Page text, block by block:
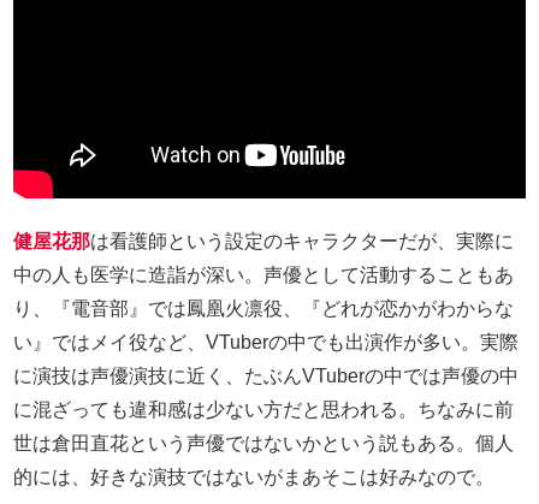
健屋花那は看護師という設定のキャラクターだが、実際に
中の人も医学に造詣が深い。声優として活動することもあ
り、『電音部』では鳳凰火凛役、『どれが恋かがわからな
い』ではメイ役など、VTuberの中でも出演作が多い。実際
に演技は声優演技に近く、たぶんVTuberの中では声優の中
に混ざっても違和感は少ない方だと思われる。ちなみに前
世は倉田直花という声優ではないかという説もある。個人
的には、好きな演技ではないがまあそこは好みなので。